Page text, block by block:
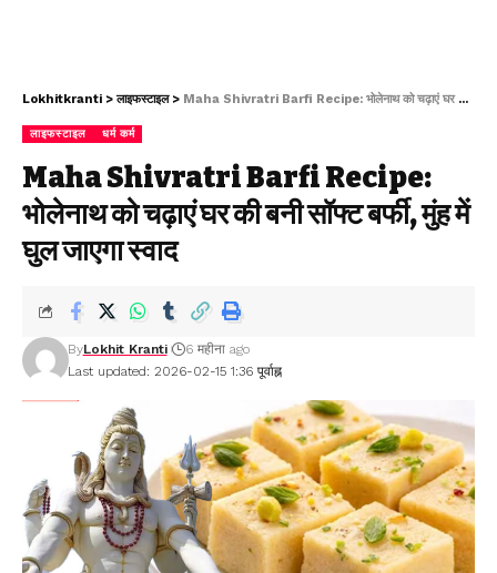
Lokhitkranti >लाइफस्टाइल> Maha Shivratri Barfi Recipe: भोलेनाथ को चढ़ाएं घर की बनी सॉफ्ट बर्फी, मुंह में घुल जाएगा स्वाद
लाइफस्टाइल धर्म कर्म
Maha Shivratri Barfi Recipe:
भोलेनाथ को चढ़ाएं घर की बनी सॉफ्ट बर्फी, मुंह में
घुल जाएगा स्वाद
Last updated: 2026-02-15 1:36 पूर्वाह्न
ByLokhit Kranti 6 महीना ago